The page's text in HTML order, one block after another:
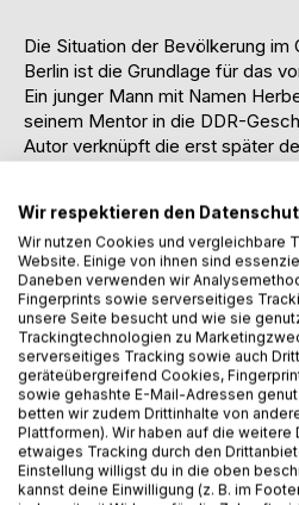
Die Situation der Bevölkerung
Berlin ist die Grundlage für das
Ein junger Mann mit Namen
seinem Mentor in die DDR-
Autor verknüpft die erst später
Mannes. Seine Erfahrungen
Pioniere, Jugendweihe und FDJ
und lassen den Leser teilhaben
In der Stunde Null stehen Walter
Genossen bereit für den
Sowjetunion auf ihren Einsatz
haben von Stalin die
beginnen mit der Suche nach
dem Aufbau einer Verwaltung.
Nach Stalins Ableben betritt
Ministerpräsident der
Seine Gespräche mit dem US
Kennedy sind brisant und der
Wir respektieren den
Wir nutzen Cookies und vergleichbare
Website. Einige von ihnen sind
Daneben verwenden wir
Fingerprints sowie serverseitiges
unsere Seite besucht und wie sie
Trackingtechnologien zu
serverseitiges Tracking sowie auch
geräteübergreifend Cookies,
sowie gehashte E-Mail-Adressen
betten wir zudem Drittinhalte von
Plattformen). Wir haben auf die weitere
etwaiges Tracking durch den
Einstellung willigst du in die oben
kannst deine Einwilligung (z. B. im